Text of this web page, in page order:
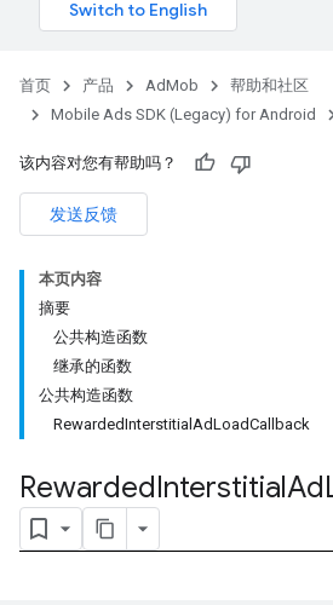
首页 产品 AdMob
帮助和社区
Mobile Ads SDK (Legacy) for Android
该内容对您有帮助吗？
发送反馈
本页内容
摘要
公共构造函数
继承的函数
公共构造函数
RewardedInterstitialAdLoadCallback
RewardedInterstitialAd